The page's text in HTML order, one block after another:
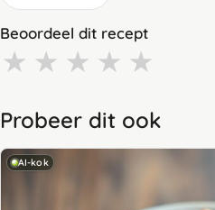
Beoordeel dit recept
★ ★ ★ ★ ★
Probeer dit ook
AI-kok